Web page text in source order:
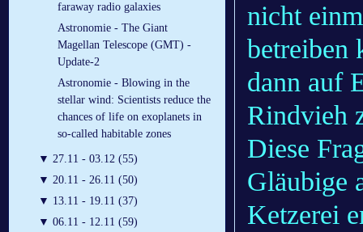
faraway radio galaxies
Astronomie - The Giant
Magellan Telescope (GMT) -
Update-2
Astronomie - Blowing in the
stellar wind: Scientists reduce the
chances of life on exoplanets in
so-called habitable zones
▼ 27.11 - 03.12 (55)
▼ 20.11 - 26.11 (50)
▼ 13.11 - 19.11 (37)
▼ 06.11 - 12.11 (59)
nicht
betreiben
dann auf
Rindvieh
Diese
Gläubige
Ketzerei